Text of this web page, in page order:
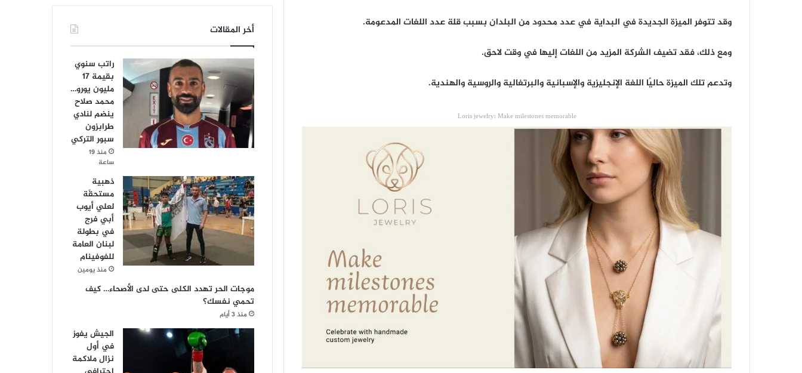
وقد تتوفر الميزة الجديدة في البداية في عدد محدود من البلدان بسبب قلة عدد اللغات المدعومة.
ومع ذلك، فقد تضيف الشركة المزيد من اللغات إليها في وقت لاحق.
وتدعم تلك الميزة حاليًا اللغة الإنجليزية والإسبانية والبرتغالية والروسية والهندية.
Loris jewelry: Make milestones memorable
أخر المقالات
راتب سنوي
بقيمة 17
مليون يورو…
محمد صلاح
ينضم لنادي
طرابزون
سبور التركي
منذ 19
ساعة
ذهبية
مستحقّة
لعلي أيوب
أبي فرج
في بطولة
لبنان العامة
للفوفينام
منذ يومين
موجات الحر تهدد الكلى حتى لدى الأصحاء… كيف
تحمي نفسك؟
منذ 3 أيام
الجيش يفوز
في أول
نزال ملاكمة